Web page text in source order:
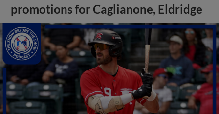
promotions for Caglianone, Eldridge